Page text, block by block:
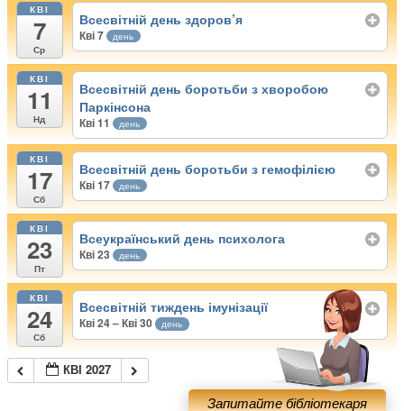
КВІ
7
Ср
Всесвітній день здоров’я
Кві 7 день
КВІ
11
Нд
Всесвітній день боротьби з хворобою
Паркінсона
Кві 11 день
КВІ
17
Сб
Всесвітній день боротьби з гемофілією
Кві 17 день
КВІ
23
Пт
Всеукраїнський день психолога
Кві 23 день
КВІ
24
Сб
Всесвітній тиждень імунізації
Кві 24 – Кві 30 день
КВІ 2027